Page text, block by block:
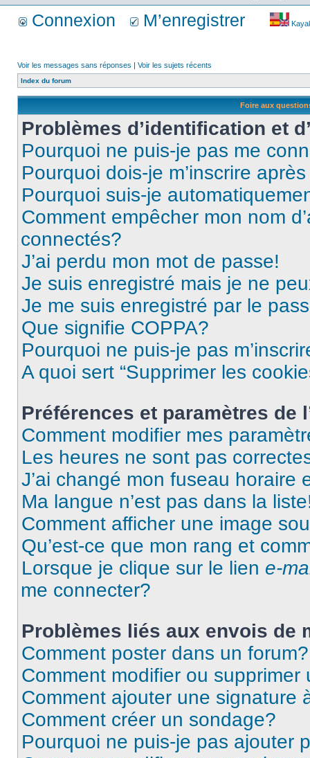
Connexion M’enregistrer
Voir les messages sans réponses | Voir les sujets récents
Index du forum
Foire aux
Problèmes d’identification et
Pourquoi ne puis-je pas me
Pourquoi dois-je m’inscrire
Pourquoi suis-je
Comment empêcher mon nom
connectés?
J’ai perdu mon mot de passe!
Je suis enregistré mais je ne
Je me suis enregistré par le
Que signifie COPPA?
Pourquoi ne puis-je pas
A quoi sert “Supprimer les
Préférences et paramètres de
Comment modifier mes
Les heures ne sont pas
J’ai changé mon fuseau horaire
Ma langue n’est pas dans la
Comment afficher une image
Qu’est-ce que mon rang et
Lorsque je clique sur le lien e-
me connecter?
Problèmes liés aux envois de
Comment poster dans un forum?
Comment modifier ou supprimer
Comment ajouter une signature
Comment créer un sondage?
Pourquoi ne puis-je pas ajouter